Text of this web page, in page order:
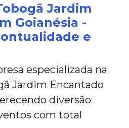
Jardim
Goianésia -
e
especializada na
Jardim Encantado
diversão
com total